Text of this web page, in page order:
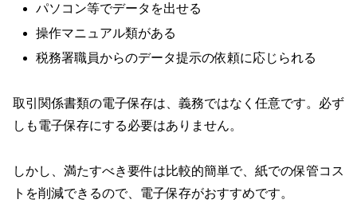
パソコン等でデータを出せる
操作マニュアル類がある
税務署職員からのデータ提示の依頼に応じられる
取引関係書類の電子保存は、義務ではなく任意です。必ず
しも電子保存にする必要はありません。
しかし、満たすべき要件は比較的簡単で、紙での保管コス
トを削減できるので、電子保存がおすすめです。